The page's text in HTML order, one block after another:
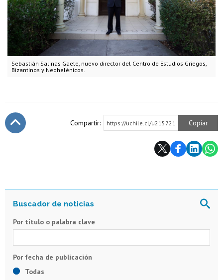
Sebastián Salinas Gaete, nuevo director del Centro de Estudios Griegos,
Bizantinos y Neohelénicos.
Compartir: https://uchile.cl/u215721 Copiar
Por título o palabra clave
Todas